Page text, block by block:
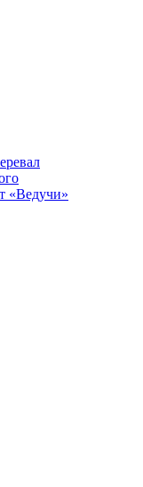
«Ведучи»